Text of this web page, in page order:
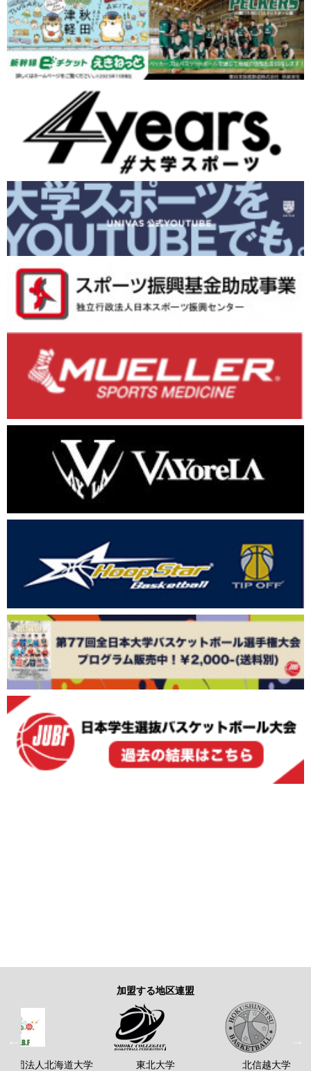
加盟する地区連盟
社団法人北海道大学
東北大学
北信越大学